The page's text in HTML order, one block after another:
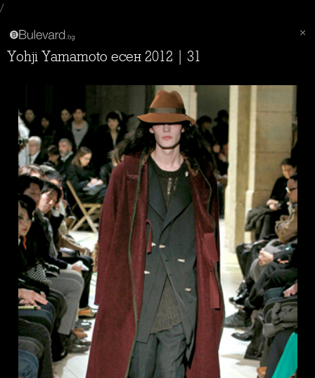
/
Yohji Yamamoto есен 2012 | 31